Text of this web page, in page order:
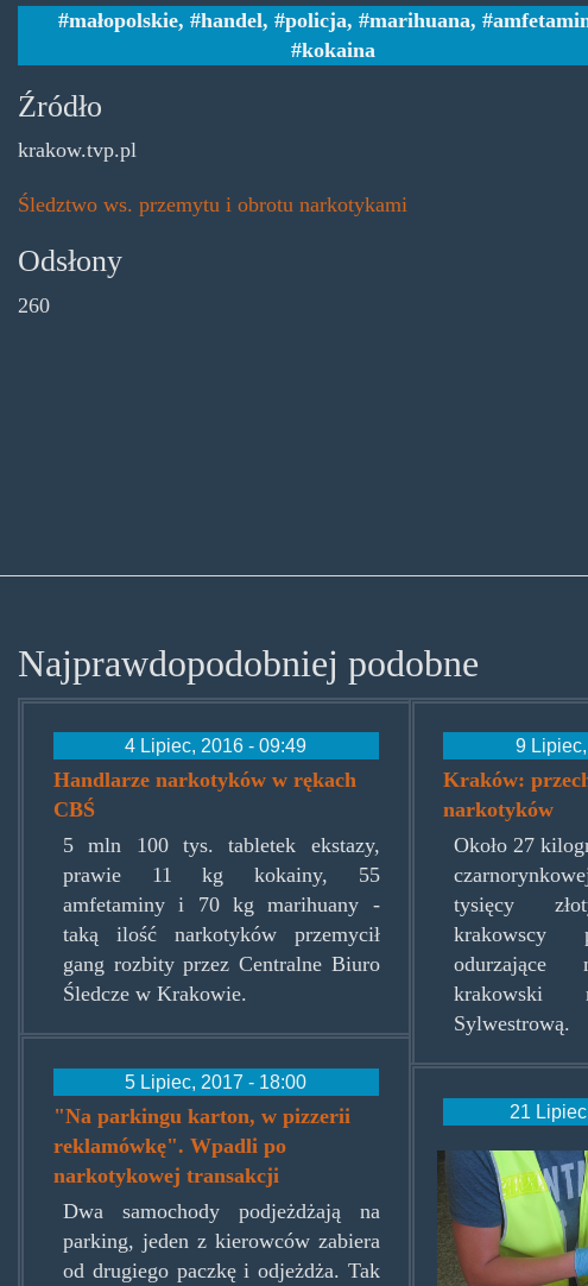
małopolskie, handel, policja, marihuana,
kokaina
Źródło
krakow.tvp.pl
Śledztwo ws. przemytu i obrotu narkotykami
Odsłony
260
Najprawdopodobniej podobne
4 Lipiec, 2016 - 09:49
Handlarze narkotyków w rękach
CBŚ
5 mln 100 tys. tabletek ekstazy,
prawie 11 kg kokainy, 55
amfetaminy i 70 kg marihuany -
taką ilość narkotyków przemycił
gang rozbity przez Centralne Biuro
Śledcze w Krakowie.
5 Lipiec, 2017 - 18:00
"Na parkingu karton, w pizzerii
reklamówkę". Wpadli po
narkotykowej transakcji
Dwa samochody podjeżdżają na
parking, jeden z kierowców zabiera
od drugiego paczkę i odjeżdża. Tak
9
Kraków:
narkotyków
Około 27
tysięcy
krakowscy
Sylwestrową.
21